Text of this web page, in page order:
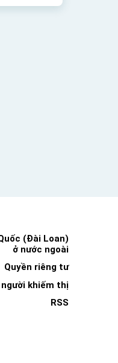
(Đài Loan)
ở nước ngoài
Quyền riêng tư
khiếm thị
RSS